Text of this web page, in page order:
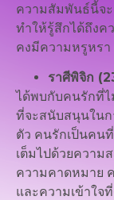
ความสัมพันธ์นี้จะ
ทำให้รู้สึกได้ถึงค
คงมีความหรูหรา
ราศีพิจิก
ได้พบกับคนรักที่ไ
ที่จะสนับสนุนใน
ตัว คนรักเป็นคน
เต็มไปด้วยความ
ความคาดหมาย
และความเข้าใจ